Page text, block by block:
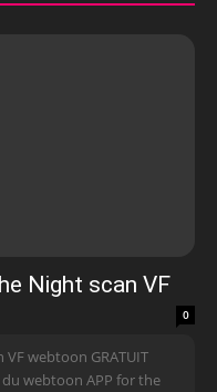
Night scan VF
0
webtoon GRATUIT
webtoon APP for the